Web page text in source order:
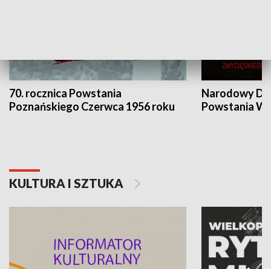
70. rocznica Powstania
Poznańskiego Czerwca 1956 roku
Narodowy
Powstania
KULTURA I SZTUKA